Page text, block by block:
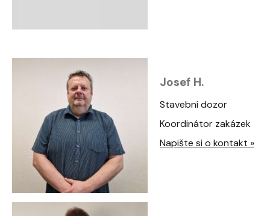
Josef H.
Stavební dozor
Koordinátor zakázek
Napište si o kontakt »